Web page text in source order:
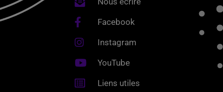
Facebook
Instagram
YouTube
Liens utiles